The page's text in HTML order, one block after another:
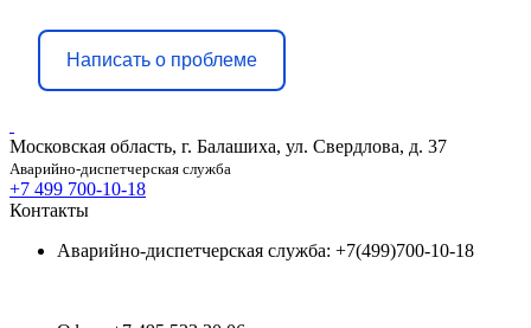
Написать о проблеме
Московская область, г. Балашиха, ул. Свердлова, д. 37
Аварийно-диспетчерская служба
+7 499 700-10-18
Контакты
Аварийно-диспетчерская служба: +7(499)700-10-18